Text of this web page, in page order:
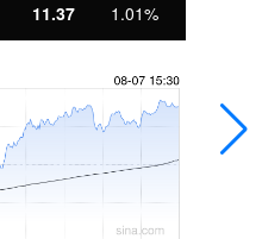
11.37 1.01%